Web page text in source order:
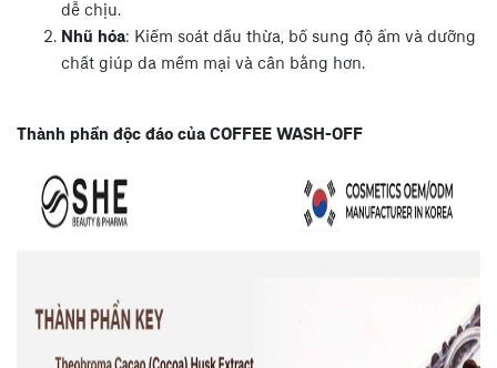
dễ chịu.
Nhũ hóa: Kiểm soát dầu thừa, bổ sung độ ẩm và dưỡng
chất giúp da mềm mại và cân bằng hơn.
Thành phần độc đáo của COFFEE WASH-OFF